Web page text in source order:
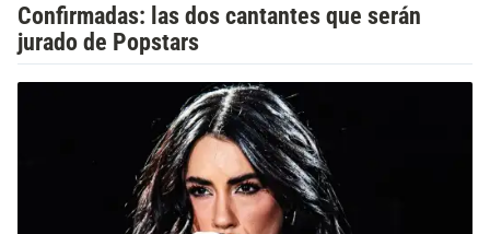
Confirmadas: las dos cantantes que serán
jurado de Popstars